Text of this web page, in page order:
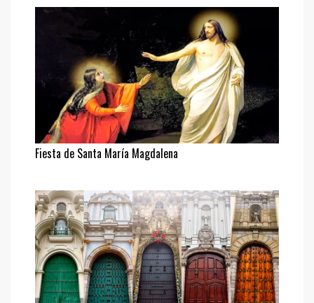
Fiesta de Santa María Magdalena